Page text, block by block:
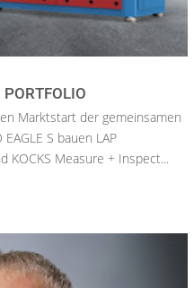
Marktstart der gemeinsamen
S bauen LAP
KOCKS Measure + Inspect...